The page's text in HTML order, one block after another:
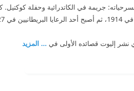
جريمة في الكاتدرائية وحفلة كوكتيل.
نشر إليوت قصائده الأولى في ... المزيد